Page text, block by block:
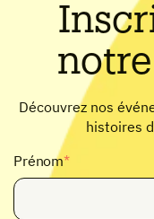
Découvrez nos
histoires
Prénom*